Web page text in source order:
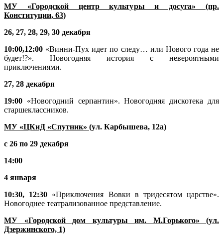
МУ «Городской центр культуры и досуга» (пр.
Конституции, 63)
26, 27, 28, 29, 30 декабря
10:00,12:00 «Винни-Пух идет по следу… или Нового года не
будет!?». Новогодняя история с невероятными
приключениями.
27, 28 декабря
19:00 «Новогодний серпантин». Новогодняя дискотека для
старшеклассников.
МУ «ЦКиД «Спутник» (ул. Карбышева, 12а)
с 26 по 29 декабря
14:00
4 января
10:30, 12:30 «Приключения Вовки в тридесятом царстве».
Новогоднее театрализованное представление.
МУ «Городской дом культуры им. М.Горького» (ул.
Дзержинского, 1)